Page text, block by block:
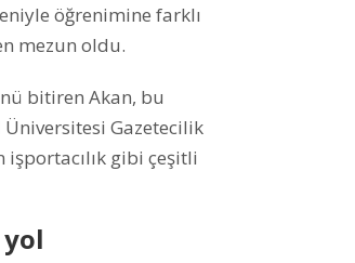
öğrenimine farklı
mezun oldu.
bitiren Akan, bu
Gazetecilik
gibi çeşitli